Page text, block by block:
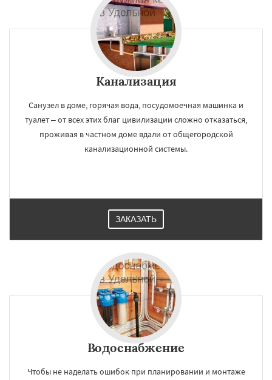
Канализация
Санузел в доме, горячая вода, посудомоечная машинка и
туалет – от всех этих благ цивилизации сложно отказаться,
проживая в частном доме вдали от общегородской
канализационной системы.
ЗАКАЗАТЬ
Водоснабжение
Чтобы не наделать ошибок при планировании и монтаже